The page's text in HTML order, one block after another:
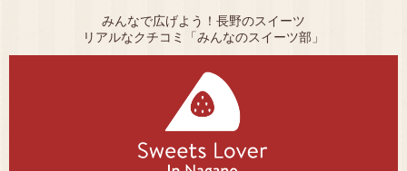
みんなで広げよう！長野のスイーツ
リアルなクチコミ「みんなのスイーツ部」